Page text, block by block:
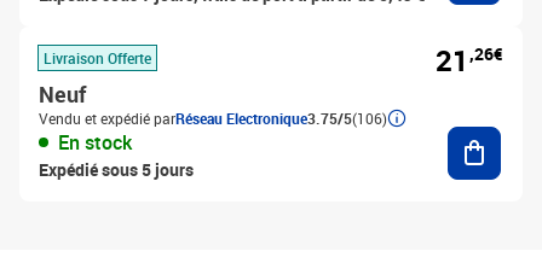
Livraison Offerte
Neuf
Vendu et expédié parRéseau Electronique3.75/5(106)
En stock
Expédié sous 5 jours
21 ,26€